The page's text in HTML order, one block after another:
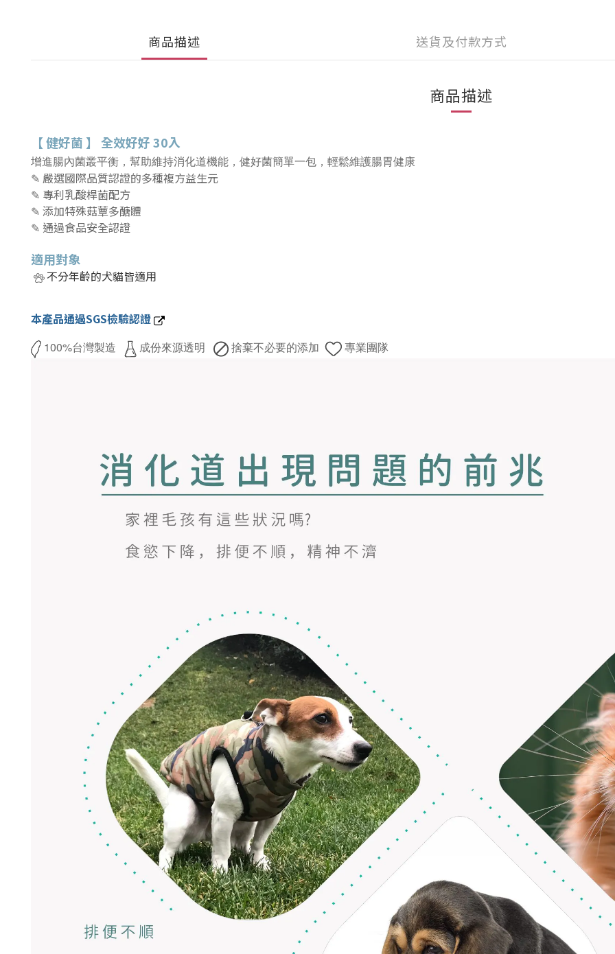
商品描述 送貨及付款方式
商品描述
【健好菌】 全效好好 30入
增進腸內菌叢平衡，幫助維持消化道機能，健好菌簡單一包，輕鬆維護腸胃健康
✎ 嚴選國際品質認證的多種複方益生元
✎ 專利乳酸桿菌配方
✎ 添加特殊菇蕈多醣體
✎ 通過食品安全認證
適用對象
不分年齡的犬貓皆適用
本產品通過SGS檢驗認證
100%台灣製造 成份來源透明 捨棄不必要的添加 專業團隊